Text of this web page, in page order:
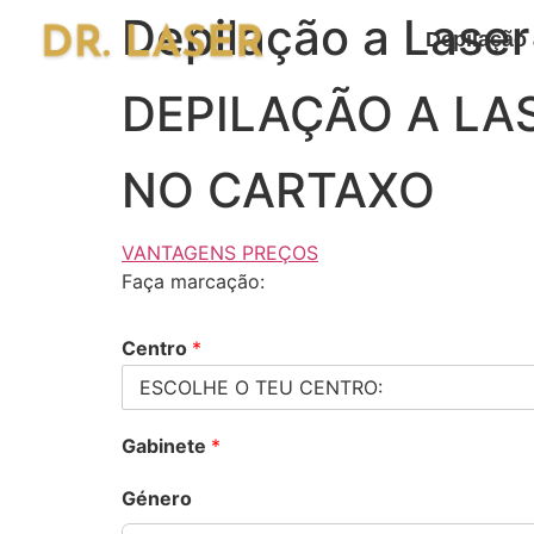
Depilação
Depilação a
DEPILAÇÃO A
NO CARTAXO
VANTAGENS PREÇOS
Faça marcação:
Centro *
Gabinete *
Género